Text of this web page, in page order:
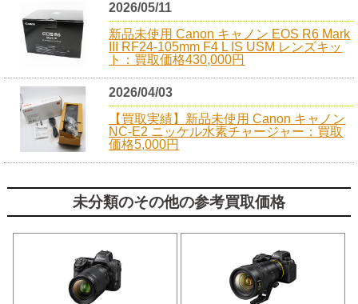
2026/05/11
新品未使用 Canon キャノン EOS R6 Mark
III RF24-105mm F4 L IS USM レンズキッ
ト：買取価格430,000円
2026/04/03
【買取実績】新品未使用 Canon キャノン
NC-E2 ニッケル水素チャージャー：買取
価格5,000円
未分類のその他の参考買取価格